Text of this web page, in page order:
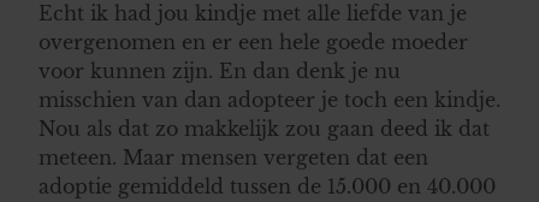
Echt ik had jou kindje met alle liefde van je
overgenomen en er een hele goede moeder
voor kunnen zijn. En dan denk je nu
misschien van dan adopteer je toch een kindje.
Nou als dat zo makkelijk zou gaan deed ik dat
meteen. Maar mensen vergeten dat een
adoptie gemiddeld tussen de 15.000 en 40.000